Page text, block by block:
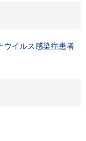
ウイルス感染症患者